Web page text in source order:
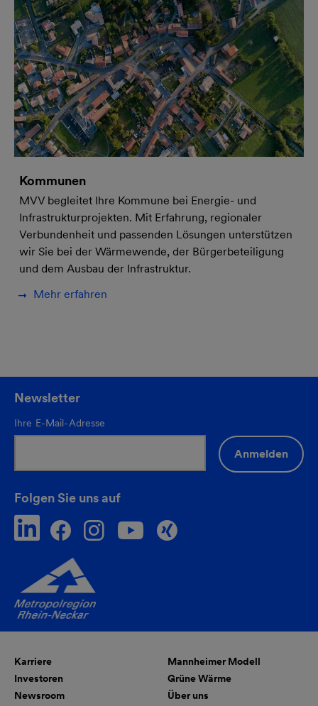
Kommunen
MVV begleitet Ihre Kommune bei Energie- und
Infrastrukturprojekten. Mit Erfahrung, regionaler
Verbundenheit und passenden Lösungen unterstützen
wir Sie bei der Wärmewende, der Bürgerbeteiligung
und dem Ausbau der Infrastruktur.
Mehr erfahren
Newsletter
Ihre E-Mail-Adresse
Anmelden
Folgen Sie uns auf
Karriere
Investoren
Newsroom
Mannheimer Modell
Grüne Wärme
Über uns